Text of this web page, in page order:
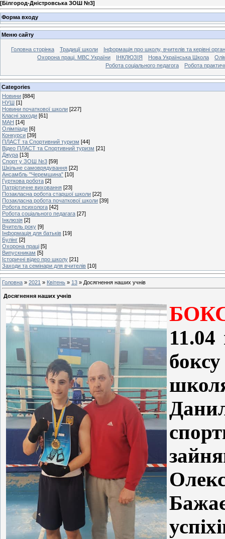
[Білгород-Дністровська ЗОШ №3]
Форма входу
Меню сайту
Головна сторінка Традиції школи
Інформація про школу, вчителів та керівні
Охорона праці. МВС України
ІНКЛЮЗІЯ Нова Українська Школа
Робота соціального педагога
Робота
Categories
Новини [884]
НУШ [1]
Новини початкової школи [227]
Класні заходи [61]
МАН [14]
Олімпіади [6]
Конкурси [39]
ПЛАСТ та Спортивний туризм [44]
Відео ПЛАСТ та Спортивний туризм [21]
Джура [13]
Спорт у ЗОШ №3 [59]
Шкільне самоврядування [22]
Ансамбль "Черемшина" [10]
Гурткова робота [2]
Патріотичне виховання [23]
Позакласна робота старшої школи [22]
Позакласна робота початкової школи [39]
Робота психолога [42]
Робота соціального педагага [27]
Інклюзія [2]
Вчитель року [9]
Інформація для батьків [19]
Булінг [2]
Охорона праці [5]
Випускникам [5]
Історичні відео про школу [21]
Заходи та семінари для вчителів [10]
Головна » 2021 » Квітень » 13 » Досягнення наших учнів
Досягнення наших учнів
11.04